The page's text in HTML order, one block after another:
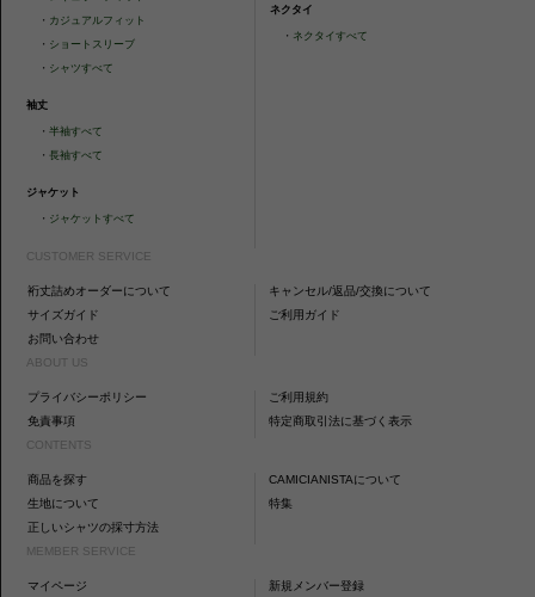
・ カジュアルフィット
・ ショートスリーブ
・ シャツすべて
袖丈
・半袖すべて
・長袖すべて
ジャケット
・ ジャケットすべて
ネクタイ
・ ネクタイすべて
CUSTOMER SERVICE
裄丈詰めオーダーについて
キャンセル/返品/交換について
サイズガイド
ご利用ガイド
お問い合わせ
ABOUT US
プライバシーポリシー
ご利用規約
免責事項
特定商取引法に基づく表示
CONTENTS
商品を探す
CAMICIANISTAについて
生地について
特集
正しいシャツの採寸方法
MEMBER SERVICE
マイページ
新規メンバー登録